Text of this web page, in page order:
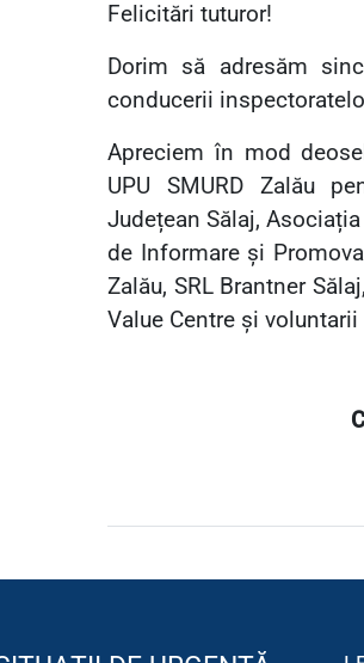
Felicitări tuturor!
Dorim să adresăm
conducerii
Apreciem în mod
UPU SMURD Zalău
Județean Sălaj,
de Informare și
Zalău, SRL Brantner
Value Centre și